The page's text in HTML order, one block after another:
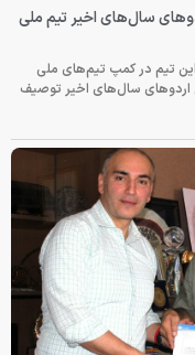
سال‌های اخیر تیم ملی
تیم در کمپ تیم‌های ملی
اردوهای سال‌های اخیر توصیف